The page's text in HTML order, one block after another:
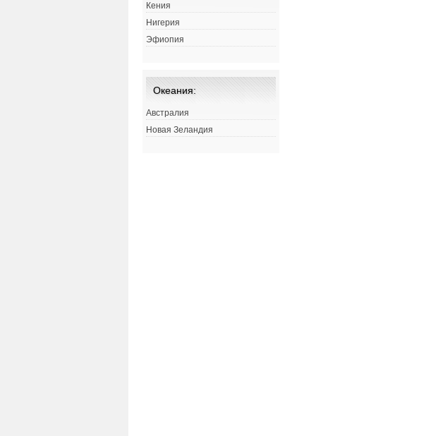
Кения
Нигерия
Эфиопия
Океания:
Австралия
Новая Зеландия